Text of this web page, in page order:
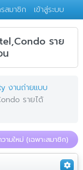
สมาชิก เข้าสู่ระบบ
ราย
น
งานถ่ายแบบ
รายได้
ามใหม่ (เฉพาะสมาชิก)